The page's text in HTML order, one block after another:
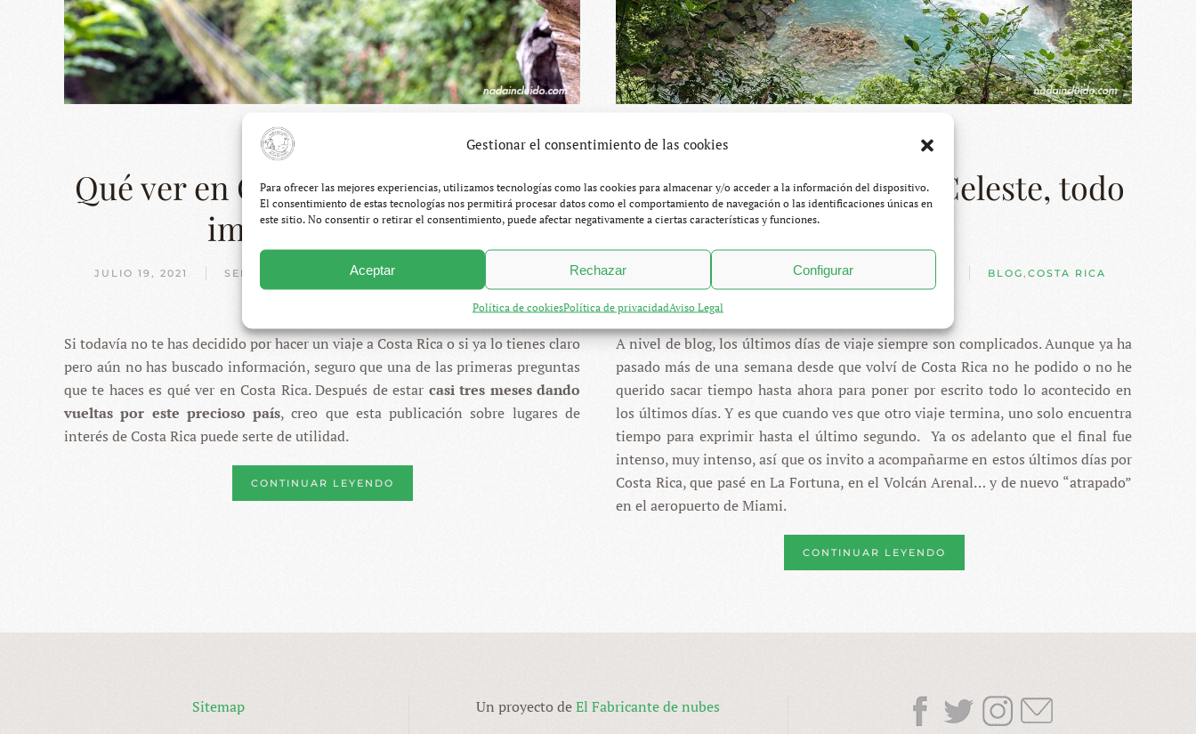
Gestionar el consentimiento de las cookies
Para ofrecer las mejores experiencias, utilizamos tecnologías como las cookies para almacenar y/o acceder a la información del dispositivo.
El consentimiento de estas tecnologías nos permitirá procesar datos como el comportamiento de navegación o las identificaciones únicas en
este sitio. No consentir o retirar el consentimiento, puede afectar negativamente a ciertas características y funciones.
Aceptar Rechazar Configurar
Política de cookiesPolítica de privacidadAviso Legal
Qué ver en Costa Rica – 20 lugares
imprescindibles
JULIO 19, 2021 SERGIO OTEGUI PALACIOS
152 COMENTARIOS
EN
EN
RICA
–
LUGARES
IMPRESCINDIBLES
Si todavía no te has decidido por hacer un viaje a Costa Rica o si ya lo tienes claro
pero aún no has buscado información, seguro que una de las primeras preguntas
que te haces es qué ver en Costa Rica. Después de estar casi tres meses dando
vueltas por este precioso país, creo que esta publicación sobre lugares de
interés de Costa Rica puede serte de utilidad.
CONTINUAR LEYENDO
8. Volcán Arenal y Río Celeste, todo
saldrá bien
SERGIO OTEGUI PALACIOS BLOG , COSTA RICA
48 COMENTARIOS
EN
ARENAL
RÍO
TODO
SALDRÁ
BIEN
A nivel de blog, los últimos días de viaje siempre son complicados. Aunque ya ha
pasado más de una semana desde que volví de Costa Rica no he podido o no he
querido sacar tiempo hasta ahora para poner por escrito todo lo acontecido en
los últimos días. Y es que cuando ves que otro viaje termina, uno solo encuentra
tiempo para exprimir hasta el último segundo. Ya os adelanto que el final fue
intenso, muy intenso, así que os invito a acompañarme en estos últimos días por
Costa Rica, que pasé en La Fortuna, en el Volcán Arenal… y de nuevo “atrapado”
en el aeropuerto de Miami.
CONTINUAR LEYENDO
Sitemap Un proyecto deEl Fabricante de nubes